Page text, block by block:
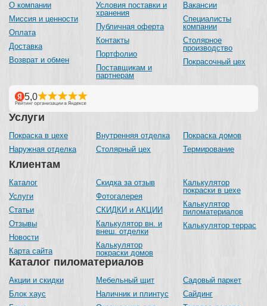
О компании
Миссия и ценности
Оплата
Доставка
Возврат и обмен
Условия поставки и
хранения
Публичная оферта
Контакты
Портфолио
Поставщикам и
партнерам
Вакансии
Специалисты
компании
Столярное
производство
Покрасочный цех
Каталог пиломатериалов
Акции и скидки
Блок хаус
Мебельный щит
Наличник и плинтус
Садовый паркет
Сайдинг
Услуги
Покраска в цехе
Наружная отделка
Внутренняя отделка
Столярный цех
Покраска домов
Термирование
Клиентам
Каталог
Услуги
Статьи
Отзывы
Новости
Карта сайта
Скидка за отзыв
Фотогалерея
СКИДКИ и АКЦИИ
Калькулятор вн. и
внеш. отделки
Калькулятор
покраски домов
Калькулятор
покраски в цехе
Калькулятор
пиломатериалов
Калькулятор террас